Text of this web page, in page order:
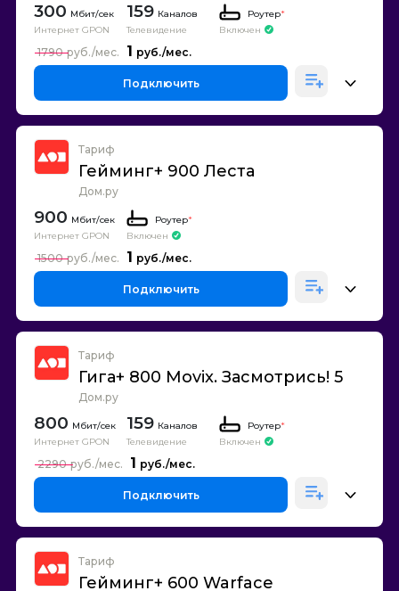
300
Интернет GPON
159 Каналов
Телевидение
Роутер*
Включен
1
1790
Подключить
Тариф
Гейминг+ 900 Леста
Дом.ру
900
Интернет GPON
Роутер*
Включен
1
1500
Подключить
Тариф
Гига+ 800 Movix. Засмотрись! 5
Дом.ру
800
Интернет GPON
159 Каналов
Телевидение
Роутер*
Включен
1
2290
Подключить
Тариф
Гейминг+ 600 Warface